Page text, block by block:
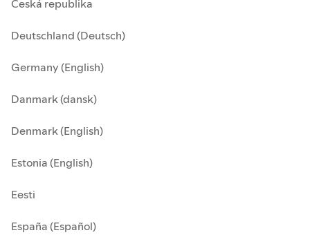
Česká republika
Deutschland (Deutsch)
Germany (English)
Danmark (dansk)
Denmark (English)
Estonia (English)
Eesti
España (Español)